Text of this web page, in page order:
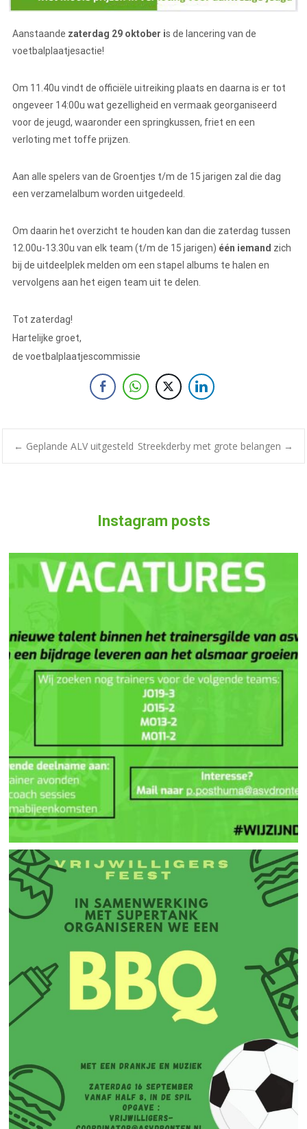
Aanstaande zaterdag 29 oktober is de lancering van de
voetbalplaatjesactie!
Om 11.40u vindt de officiële uitreiking plaats en daarna is er tot
ongeveer 14:00u wat gezelligheid en vermaak georganiseerd
voor de jeugd, waaronder een springkussen, friet en een
verloting met toffe prijzen.
Aan alle spelers van de Groentjes t/m de 15 jarigen zal die dag
een verzamelalbum worden uitgedeeld.
Om daarin het overzicht te houden kan dan die zaterdag tussen
12.00u-13.30u van elk team (t/m de 15 jarigen) één iemand zich
bij de uitdeelplek melden om een stapel albums te halen en
vervolgens aan het eigen team uit te delen.
Tot zaterdag!
Hartelijke groet,
de voetbalplaatjescommissie
← Geplande ALV uitgesteld Streekderby met grote belangen →
Instagram posts